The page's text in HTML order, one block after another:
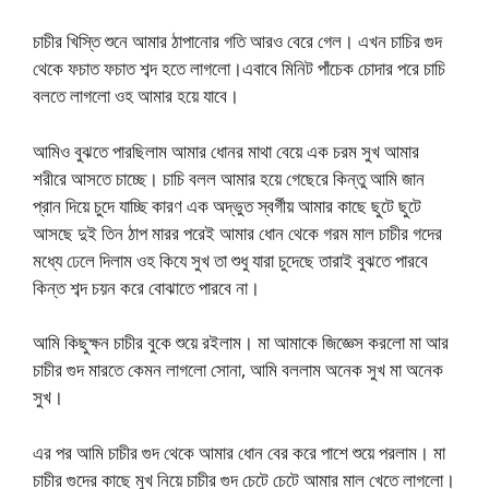
চাচীর খিস্তি শুনে আমার ঠাপানোর গতি আরও বেরে গেল। এখন চাচির গুদ
থেকে ফচাত ফচাত শব্দ হতে লাগলো।এবাবে মিনিট পাঁচেক চোদার পরে চাচি
বলতে লাগলো ওহ আমার হয়ে যাবে।
আমিও বুঝতে পারছিলাম আমার ধোনর মাথা বেয়ে এক চরম সুখ আমার
শরীরে আসতে চাচ্ছে। চাচি বলল আমার হয়ে গেছেরে কিন্তু আমি জান
প্রান দিয়ে চুদে যাচ্ছি কারণ এক অদ্ভুত স্বর্গীয় আমার কাছে ছুটে ছুটে
আসছে দুই তিন ঠাপ মারর পরেই আমার ধোন থেকে গরম মাল চাচীর গদের
মধ্যে ঢেলে দিলাম ওহ কিযে সুখ তা শুধু যারা চুদেছে তারাই বুঝতে পারবে
কিন্ত শব্দ চয়ন করে বোঝাতে পারবে না।
আমি কিছুক্ষন চাচীর বুকে শুয়ে রইলাম। মা আমাকে জিজ্ঞেস করলো মা আর
চাচীর গুদ মারতে কেমন লাগলো সোনা, আমি বললাম অনেক সুখ মা অনেক
সুখ।
এর পর আমি চাচীর গুদ থেকে আমার ধোন বের করে পাশে শুয়ে পরলাম। মা
চাচীর গুদের কাছে মুখ নিয়ে চাচীর গুদ চেটে চেটে আমার মাল খেতে লাগলো।